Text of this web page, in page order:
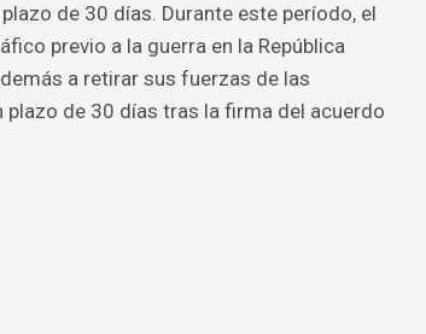
de 30 días. Durante este período, el
previo a la guerra en la República
a retirar sus fuerzas de las
plazo de 30 días tras la firma del acuerdo